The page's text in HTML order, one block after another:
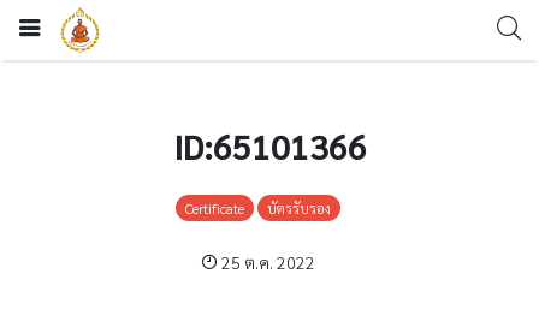
ID:65101366
Certificate บัตรรับรอง
25 ต.ค. 2022